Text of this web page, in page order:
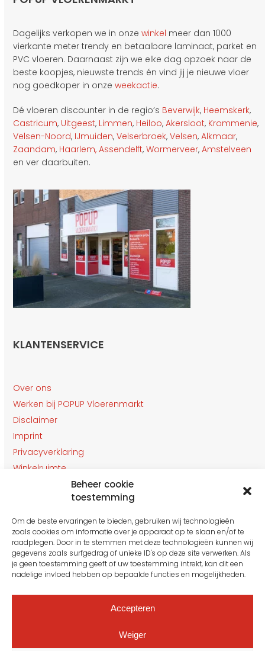
Beheer cookie
toestemming
Om de beste ervaringen te bieden, gebruiken wij technologieën
zoals cookies om informatie over je apparaat op te slaan en/of te
raadplegen. Door in te stemmen met deze technologieën kunnen wij
gegevens zoals surfgedrag of unieke ID's op deze site verwerken. Als
je geen toestemming geeft of uw toestemming intrekt, kan dit een
nadelige invloed hebben op bepaalde functies en mogelijkheden.
Accepteren
Weiger
Dagelijks verkopen we in onzewinkel meer dan 1000
vierkante meter trendy en betaalbare laminaat, parket en
PVC vloeren. Daarnaast zijn we elke dag opzoek naar de
beste koopjes, nieuwste trends én vind jij je nieuwe vloer
nog goedkoper in onzeweekactie.
Dé vloeren discounter in de regio’s Beverwijk, Heemskerk,
Castricum, Uitgeest, Limmen, Heiloo,Akersloot, Krommenie,
Velsen-Noord, IJmuiden,Velserbroek,Velsen,Alkmaar,
Zaandam, Haarlem, Assendelft,Wormerveer,Amstelveen
en ver daarbuiten.
KLANTENSERVICE
Over ons
Werken bij POPUP Vloerenmarkt
Disclaimer
Imprint
Privacyverklaring
Winkelruimte
Klantenservice
OPENINGSTIJDEN
Gesloten van 27 t/m 31 Juli
Maandag: 10:00 tot 16:00
Dinsdag: 10:00 tot 16.00
Woensdag: 10:00 tot 16.00
Vrijdag: 10:00 tot 16.00
Zaterdag: Vanaf 15 Augustus